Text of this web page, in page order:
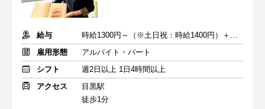
給与
時給1300円～（※土日祝：時給1400円）＋交通費支給
雇用形態
アルバイト・パート
シフト
週2日以上 1日4時間以上
アクセス
目黒駅
徒歩1分